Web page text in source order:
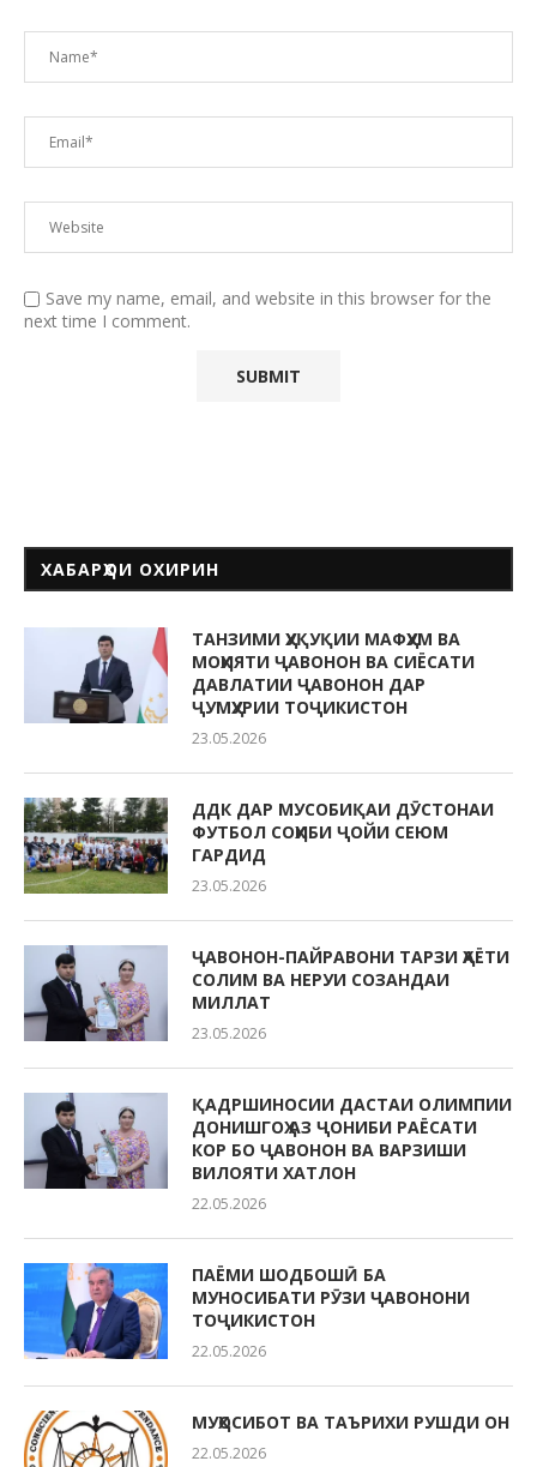
Save my name, email, and website in this browser for the
next time I comment.
ХАБАРҲОИ ОХИРИН
ТАНЗИМИ ҲУҚУҚИИ МАФҲУМ ВА
МОҲИЯТИ ҶАВОНОН ВА СИЁСАТИ
ДАВЛАТИИ ҶАВОНОН ДАР
ҶУМҲУРИИ ТОҶИКИСТОН
23.05.2026
ДДК ДАР МУСОБИҚАИ ДӮСТОНАИ
ФУТБОЛ СОҲИБИ ҶОЙИ СЕЮМ
ГАРДИД
23.05.2026
ҶАВОНОН-ПАЙРАВОНИ ТАРЗИ ҲАЁТИ
СОЛИМ ВА НЕРУИ СОЗАНДАИ
МИЛЛАТ
23.05.2026
ҚАДРШИНОСИИ ДАСТАИ ОЛИМПИИ
ДОНИШГОҲ АЗ ҶОНИБИ РАЁСАТИ
КОР БО ҶАВОНОН ВА ВАРЗИШИ
ВИЛОЯТИ ХАТЛОН
22.05.2026
ПАЁМИ ШОДБОШӢ БА
МУНОСИБАТИ РӮЗИ ҶАВОНОНИ
ТОҶИКИСТОН
22.05.2026
МУҲОСИБОТ ВА ТАЪРИХИ РУШДИ ОН
22.05.2026